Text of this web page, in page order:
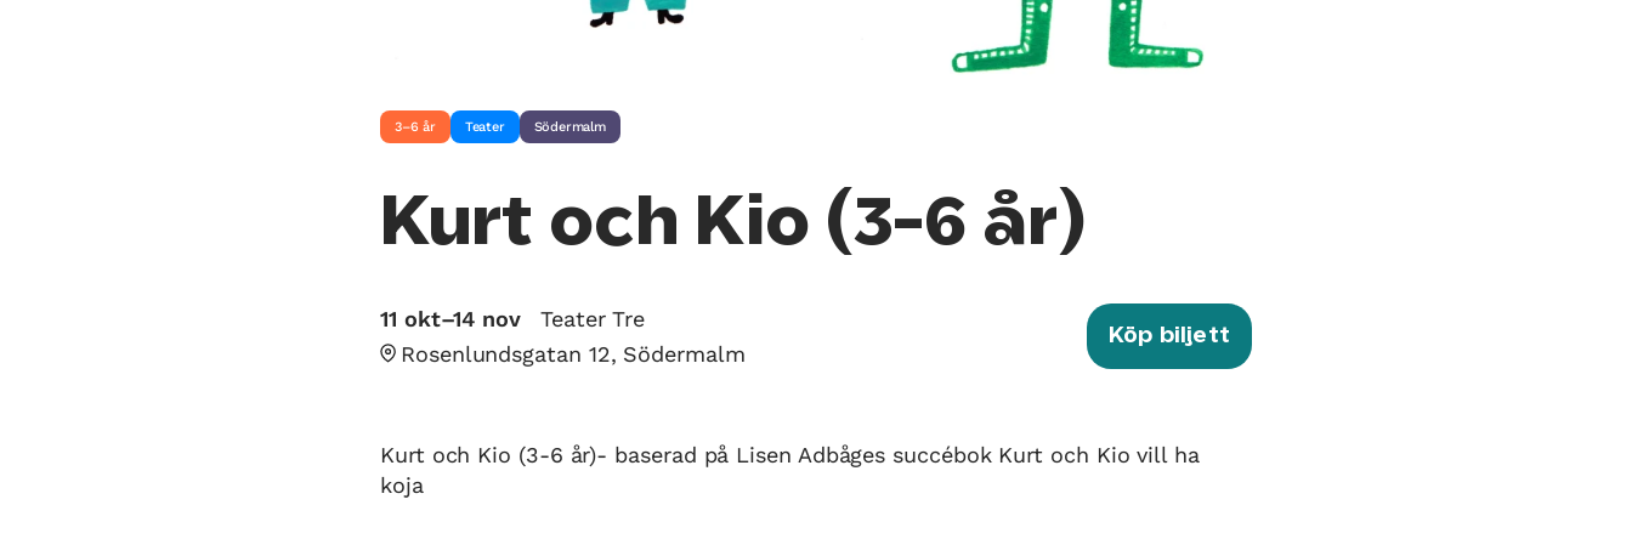
3–6 år Teater Södermalm
Kurt och Kio (3-6 år)
11 okt–14 nov
Teater Tre
Rosenlundsgatan 12, Södermalm
Köp biljett
Kurt och Kio (3-6 år)- baserad på Lisen Adbåges succébok Kurt och Kio vill ha
koja